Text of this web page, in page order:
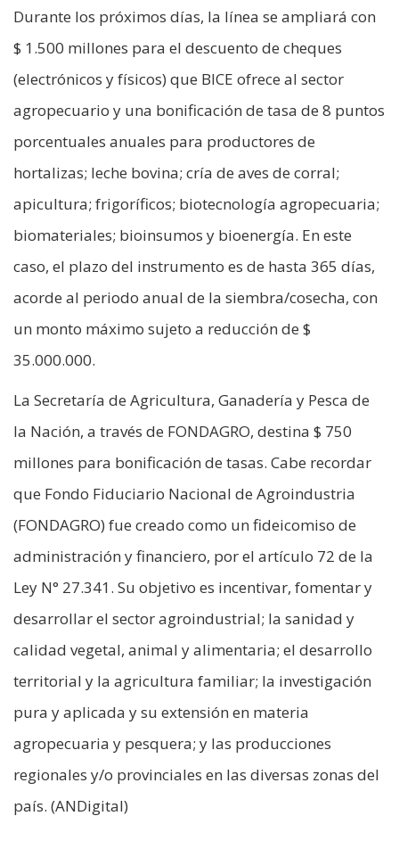
Durante los próximos días, la línea se ampliará con
$ 1.500 millones para el descuento de cheques
(electrónicos y físicos) que BICE ofrece al sector
agropecuario y una bonificación de tasa de 8 puntos
porcentuales anuales para productores de
hortalizas; leche bovina; cría de aves de corral;
apicultura; frigoríficos; biotecnología agropecuaria;
biomateriales; bioinsumos y bioenergía. En este
caso, el plazo del instrumento es de hasta 365 días,
acorde al periodo anual de la siembra/cosecha, con
un monto máximo sujeto a reducción de $
35.000.000.
La Secretaría de Agricultura, Ganadería y Pesca de
la Nación, a través de FONDAGRO, destina $ 750
millones para bonificación de tasas. Cabe recordar
que Fondo Fiduciario Nacional de Agroindustria
(FONDAGRO) fue creado como un fideicomiso de
administración y financiero, por el artículo 72 de la
Ley N° 27.341. Su objetivo es incentivar, fomentar y
desarrollar el sector agroindustrial; la sanidad y
calidad vegetal, animal y alimentaria; el desarrollo
territorial y la agricultura familiar; la investigación
pura y aplicada y su extensión en materia
agropecuaria y pesquera; y las producciones
regionales y/o provinciales en las diversas zonas del
país. (ANDigital)